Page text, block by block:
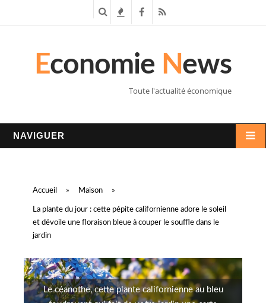
c n
s
F
c
R
S
Economie News
Toute l'actualité économique
NAVIGUER
Accueil » Maison »
La plante du jour : cette pépite californienne adore le soleil
et dévoile une floraison bleue à couper le souffle dans le
jardin
Le céanothe, cette plante californienne au bleu